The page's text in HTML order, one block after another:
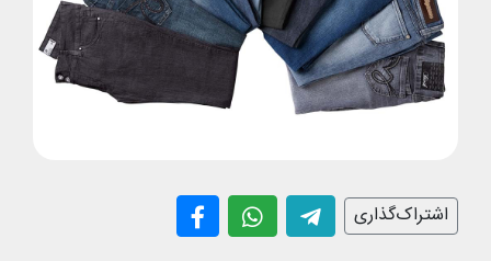
اشتراک‌گذاری